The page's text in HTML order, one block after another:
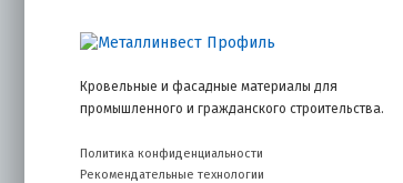
Кровельные и фасадные материалы для
промышленного и гражданского строительства.
Политика конфиденциальности
Рекомендательные технологии